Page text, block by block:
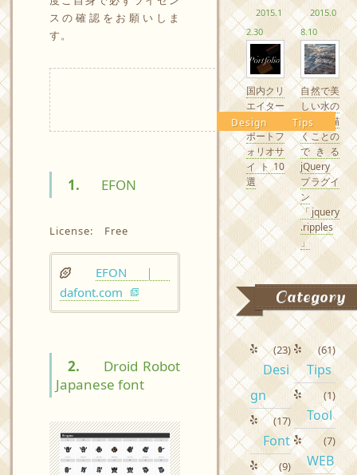
スの確認をお願いしま
す。
1. EFON
License: Free
EFON ｜
dafont.com
2.
Droid Robot
Japanese font
2015.1
2.30
Design
国内クリ
エイター
の素敵な
ポートフ
ォリオサ
イト10
選
2015.0
8.10
Tips
自然で美
しい水の
波紋を描
くことの
できる
jQuery
プラグイ
ン
「jquery
.ripples
」
Category
Desi
gn
(23)
Font
(17)
(9)
Tips
(61)
Tool
(1)
WEB
(7)